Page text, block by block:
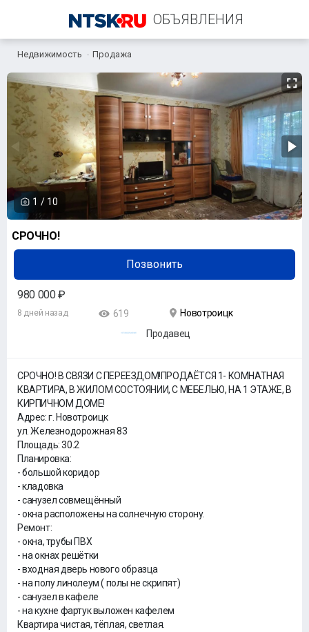
ОБЪЯВЛЕНИЯ
+7 (967) 776-99-90
Недвижимость Продажа
1 / 10
СРОЧНО!
Позвонить
980 000 ₽
8 дней назад 619
Новотроицк
Продавец
СРОЧНО! В СВЯЗИ С ПЕРЕЕЗДОМ!ПРОДАËТСЯ 1- КОМНАТНАЯ
КВАРТИРА, В ЖИЛОМ СОСТОЯНИИ, С МЕБЕЛЬЮ, НА 1 ЭТАЖЕ, В
КИРПИЧНОМ ДОМЕ!
Адрес: г. Новотроицк
ул. Железнодорожная 83
Площадь: 30.2
Планировка:
- большой коридор
- кладовка
- санузел совмещëнный
- окна расположены на солнечную сторону.
Ремонт:
- окна, трубы ПВХ
- на окнах решëтки
- входная дверь нового образца
- на полу линолеум ( полы не скрипят)
- санузел в кафеле
- на кухне фартук выложен кафелем
Квартира чистая, тëплая, светлая.